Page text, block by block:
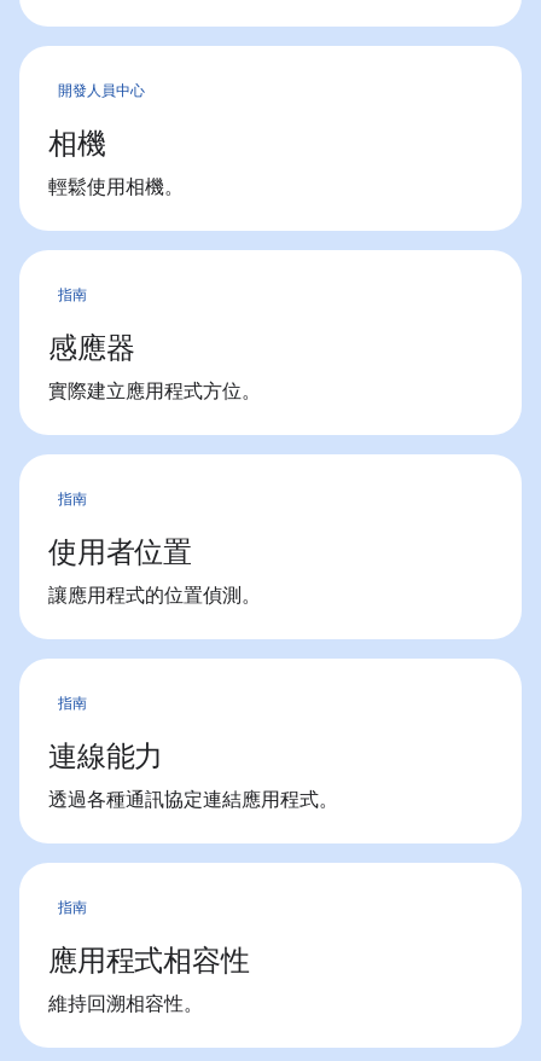
開發人員中心
相機
輕鬆使用相機。
指南
感應器
實際建立應用程式方位。
指南
使用者位置
讓應用程式的位置偵測。
指南
連線能力
透過各種通訊協定連結應用程式。
指南
應用程式相容性
維持回溯相容性。